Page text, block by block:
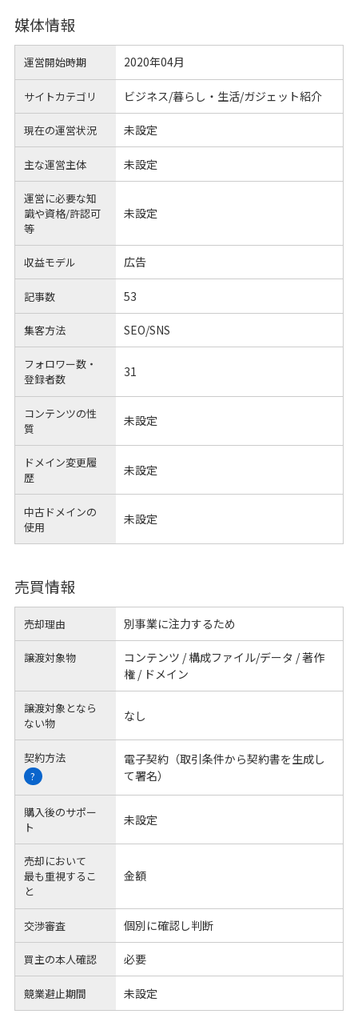
媒体情報
運営開始時期 2020年04月
サイトカテゴリ ビジネス/暮らし・生活/ガジェット紹介
現在の運営状況 未設定
主な運営主体 未設定
運営に必要な知
識や資格/許認可
等
未設定
収益モデル 広告
記事数 53
集客方法 SEO/SNS
フォロワー数・
登録者数
31
コンテンツの性
質
未設定
ドメイン変更履
歴
未設定
中古ドメインの
使用
未設定
売買情報
売却理由 別事業に注力するため
譲渡対象物
コンテンツ / 構成ファイル/データ / 著作
権 / ドメイン
譲渡対象となら
ない物
なし
契約方法
?
電子契約（取引条件から契約書を生成し
て署名）
購入後のサポー
ト
未設定
売却において
最も重視するこ
と
金額
交渉審査 個別に確認し判断
買主の本人確認 必要
競業避止期間 未設定